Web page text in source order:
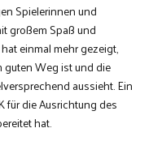
Spielerinnen und
großem Spaß und
einmal mehr gezeigt,
Weg ist und die
aussieht. Ein
für die Ausrichtung des
hat.